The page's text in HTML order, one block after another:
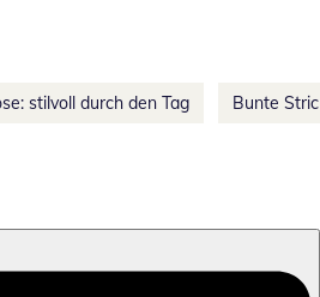
stilvoll durch den Tag Bunte